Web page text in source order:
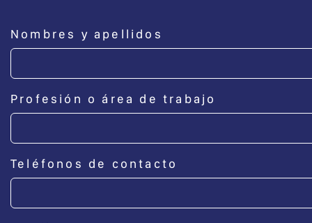
Nombres y apellidos
Profesión o área de trabajo
Teléfonos de contacto